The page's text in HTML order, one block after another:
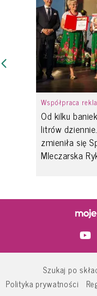
Współpraca
Od kilku
litrów
zmieniła się
Mleczarska
Szukaj po
Polityka prywatności